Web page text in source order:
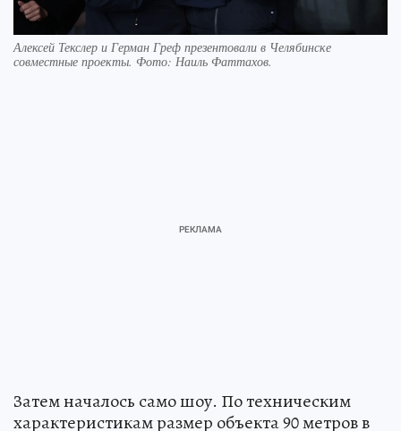
Алексей Текслер и Герман Греф презентовали в Челябинске
совместные проекты. Фото: Наиль Фаттахов.
Затем началось само шоу. По техническим
характеристикам размер объекта 90 метров в